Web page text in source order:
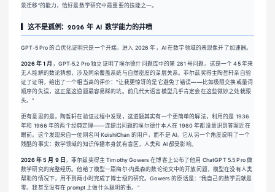
景迁移”的能力，恰好是数学研究中最重要的技能之一。
▎这不是孤例：2026 年 AI 数学能力的井喷
GPT-5 Pro 的凸优化证明只是一个开端。进入 2026 年，AI 在数学领域的表现像开了加速器。
2026 年 1 月 ，GPT-5.2 Pro 独立证明了埃尔德什问题库中的第 281 号问题。这是一个 45 年来
无人能解的数论猜想，涉及同余覆盖系统与自然密度的深层关系。菲尔兹奖得主陶哲轩亲自验
证了证明，给出了一个相当高的评价：”让我更惊讶的是它避免了错误——比如极限交换或量词
顺序的失误，这正是这道题最容易踩的坑。前几代大语言模型几乎肯定会在这些微妙之处栽跟
头。”
更有意思的是，陶哲轩在验证过程中发现，这道题其实有一个更简单的解法，利用的是 1936
年和 1966 年的两个经典定理——连提出问题的埃尔德什本人在 1980 年都没意识到答案近在
眼前。这个发现来自一位网名叫 KoishiChan 的用户，而不是 AI。它从另一个角度说明了一个
残酷的事实：数学领域的知识传播本身就有盲区，人类和 AI 都受影响。
2026 年 5 月 9 日 ，菲尔兹奖得主 Timothy Gowers 在博客上公布了他用 ChatGPT 5.5 Pro 做
数学研究的完整经历。他给了模型一篇梅尔·内桑森的数论论文中的开放问题，模型在没有人类
帮助的情况下，用不到两小时完成了博士级的研究。Gowers 的原话是：”我自己的数学贡献是
零。我甚至没有在 prompt 上做什么聪明的事。”